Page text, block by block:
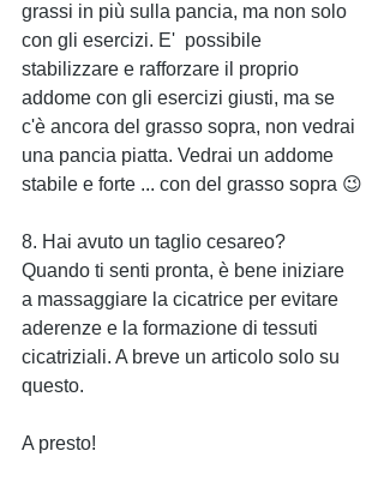
grassi in più sulla pancia, ma non solo
con gli esercizi. E'  possibile
stabilizzare e rafforzare il proprio
addome con gli esercizi giusti, ma se
c'è ancora del grasso sopra, non vedrai
una pancia piatta. Vedrai un addome
stabile e forte ... con del grasso sopra 😉
8. Hai avuto un taglio cesareo?
Quando ti senti pronta, è bene iniziare
a massaggiare la cicatrice per evitare
aderenze e la formazione di tessuti
cicatriziali. A breve un articolo solo su
questo.
A presto!